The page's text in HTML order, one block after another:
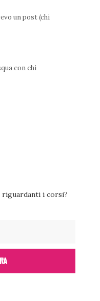
un post (chi
con chi
i corsi?